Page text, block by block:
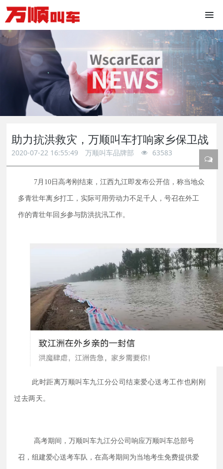
助力抗洪救灾，万顺叫车打响家乡保卫战
2020-07-22 16:55:49 万顺叫车品牌部 63583
7月10日高考刚结束，江西九江即发布公开信，称当地众
多青壮年离乡打工，实际可用劳动力不足千人，号召在外工
作的青壮年回乡参与防洪抗汛工作。
此时距离万顺叫车九江分公司结束爱心送考工作也刚刚
过去两天。
高考期间，万顺叫车九江分公司响应万顺叫车总部号
召，组建爱心送考车队，在高考期间为当地考生免费提供爱